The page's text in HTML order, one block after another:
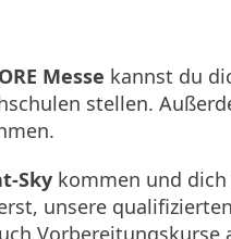
Messe kannst du
stellen.
Sky kommen und
unsere